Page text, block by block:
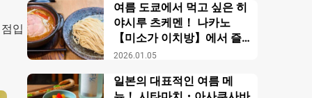
입
2026.01.05
여름 도쿄에서 먹고 싶은 히
야시루 츠케멘！ 나카노
【미소가 이치방】에서 즐
기는 창작 미소 라멘
일본의 대표적인 여름 메